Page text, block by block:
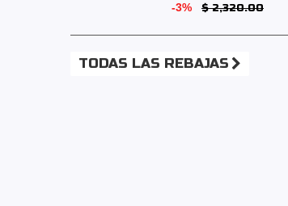
-3% $ 2,320.00
TODAS LAS REBAJAS